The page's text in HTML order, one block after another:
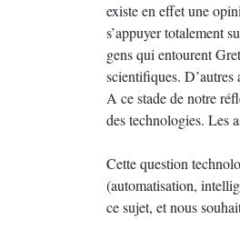
existe en effet une
s’appuyer totalement
gens qui entourent
scientifiques.
A ce stade de notre
des technologies. Les
Cette question
(automatisation,
ce sujet, et nous